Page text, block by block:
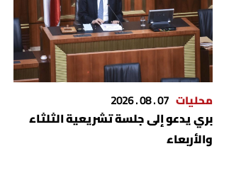
محليات 07 . 08 . 2026
بري يدعو إلى جلسة تشريعية الثلثاء
والأربعاء